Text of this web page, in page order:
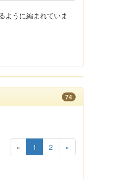
ように編まれていま
74
« 1 2 »